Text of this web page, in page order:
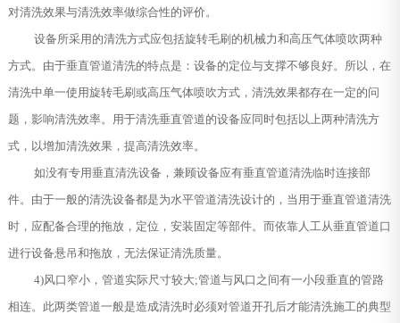
对清洗效果与清洗效率做综合性的评价。
设备所采用的清洗方式应包括旋转毛刷的机械力和高压气体喷吹两种
方式。由于垂直管道清洗的特点是：设备的定位与支撑不够良好。所以，在
清洗中单一使用旋转毛刷或高压气体喷吹方式，清洗效果都存在一定的问
题，影响清洗效率。用于清洗垂直管道的设备应同时包括以上两种清洗方
式，以增加清洗效果，提高清洗效率。
如没有专用垂直清洗设备，兼顾设备应有垂直管道清洗临时连接部
件。由于一般的清洗设备都是为水平管道清洗设计的，当用于垂直管道清洗
时，应配备合理的拖放，定位，安装固定等部件。而依靠人工从垂直管道口
进行设备悬吊和拖放，无法保证清洗质量。
4)风口窄小，管道实际尺寸较大;管道与风口之间有一小段垂直的管路
相连。此两类管道一般是造成清洗时必须对管道开孔后才能清洗施工的典型